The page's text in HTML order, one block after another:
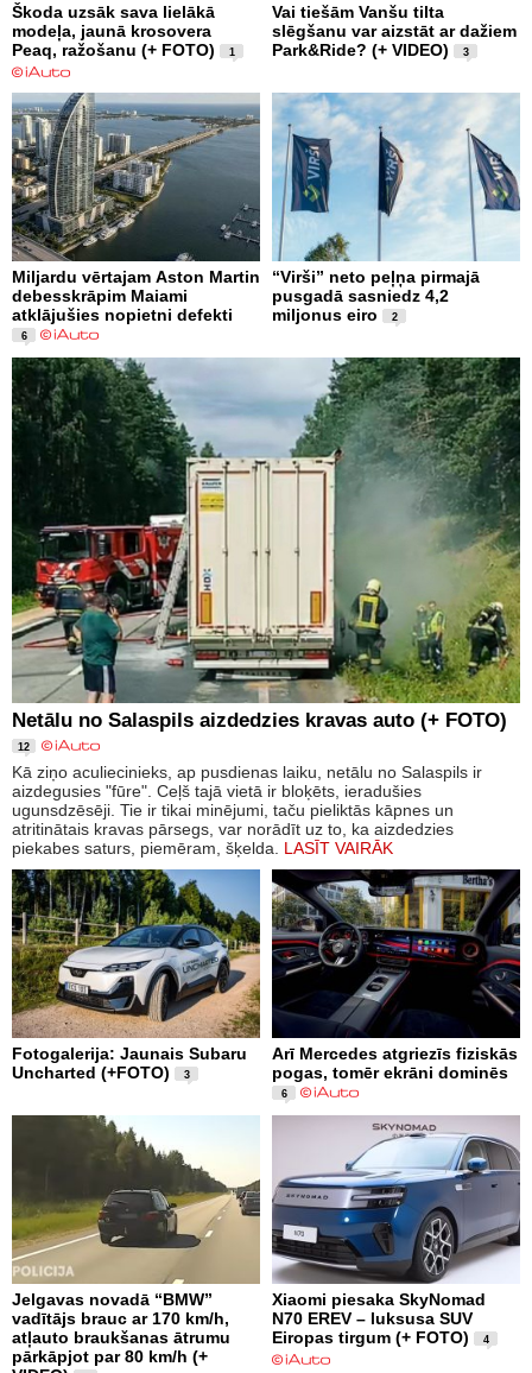
Škoda uzsāk sava lielākā
modeļa, jaunā krosovera
Peaq, ražošanu (+ FOTO)
1
Vai tiešām Vanšu tilta
slēgšanu var aizstāt ar dažiem
Park&Ride? (+ VIDEO)
3
Miljardu vērtajam Aston Martin
debesskrāpim Maiami
atklājušies nopietni defekti
6
“Virši” neto peļņa pirmajā
pusgadā sasniedz 4,2
miljonus eiro
2
Netālu no Salaspils aizdedzies kravas auto (+ FOTO)
12
Kā ziņo aculiecinieks, ap pusdienas laiku, netālu no Salaspils ir
aizdegusies "fūre". Ceļš tajā vietā ir bloķēts, ieradušies
ugunsdzēsēji. Tie ir tikai minējumi, taču pieliktās kāpnes un
atritinātais kravas pārsegs, var norādīt uz to, ka aizdedzies
piekabes saturs, piemēram, šķelda. LASĪT VAIRĀK
Fotogalerija: Jaunais Subaru
Uncharted (+FOTO)
3
Arī Mercedes atgriezīs fiziskās
pogas, tomēr ekrāni dominēs
6
Jelgavas novadā “BMW”
vadītājs brauc ar 170 km/h,
atļauto braukšanas ātrumu
pārkāpjot par 80 km/h (+
Xiaomi piesaka SkyNomad
N70 EREV – luksusa SUV
Eiropas tirgum (+ FOTO)
4